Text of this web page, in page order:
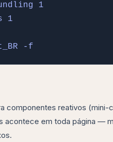
1
1
-f
componentes reativos
acontece em toda página —